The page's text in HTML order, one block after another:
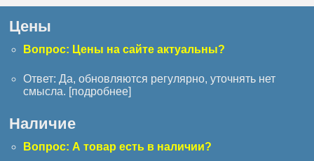
Цены
Вопрос: Цены на сайте актуальны?
Ответ: Да, обновляются регулярно, уточнять нет
смысла. [подробнее]
Наличие
Вопрос: А товар есть в наличии?